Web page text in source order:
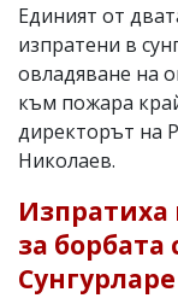
Единият от
изпратени в
овладяване на
към пожара
директорът на
Николаев.
за